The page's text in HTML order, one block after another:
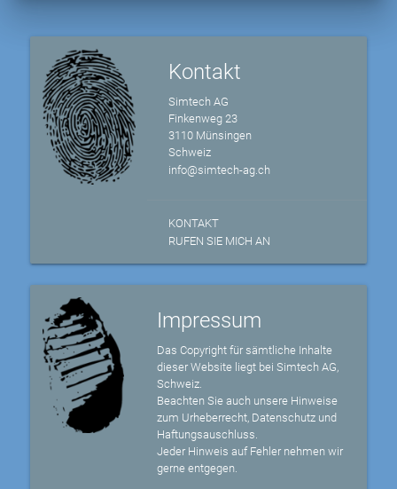
Kontakt
Simtech AG
Finkenweg 23
3110 Münsingen
Schweiz
info@simtech-ag.ch
KONTAKT
RUFEN SIE MICH AN
Impressum
Das Copyright für sämtliche Inhalte
dieser Website liegt bei Simtech AG,
Schweiz.
Beachten Sie auch unsere Hinweise
zum Urheberrecht, Datenschutz und
Haftungsauschluss.
Jeder Hinweis auf Fehler nehmen wir
gerne entgegen.